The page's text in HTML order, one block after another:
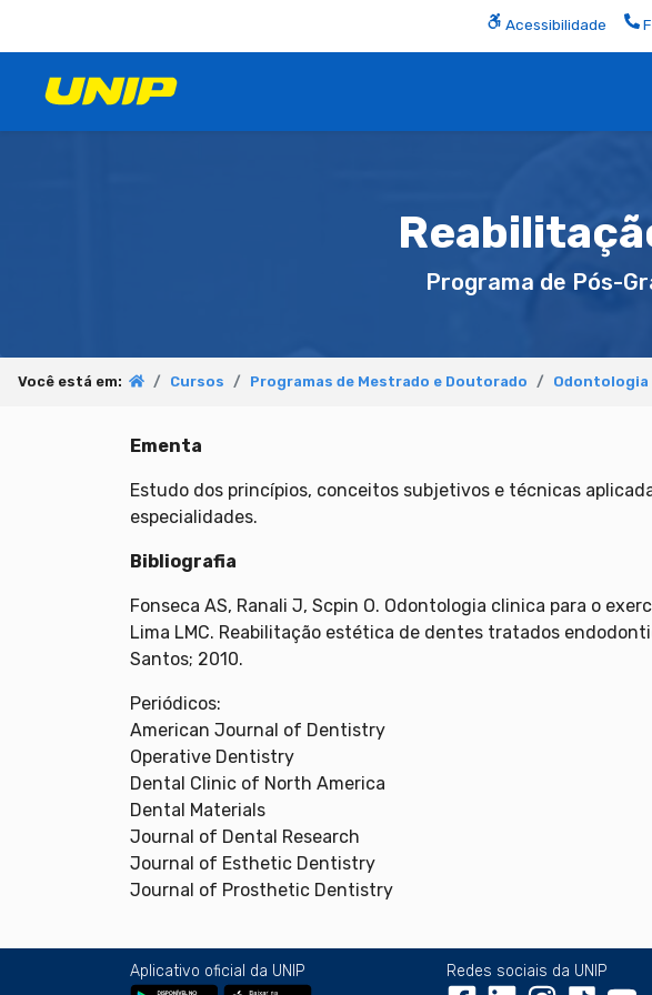
Acessibilidade
Programa de Pós-
Você está em: Cursos Programas de Mestrado e Doutorado Odontologia
Ementa
Estudo dos princípios, conceitos subjetivos e técnicas
especialidades.
Bibliografia
Fonseca AS, Ranali J, Scpin O. Odontologia clinica para o
Lima LMC. Reabilitação estética de dentes tratados
Santos; 2010.
Periódicos:
American Journal of Dentistry
Operative Dentistry
Dental Clinic of North America
Dental Materials
Journal of Dental Research
Journal of Esthetic Dentistry
Journal of Prosthetic Dentistry
Aplicativo oficial da UNIP Redes sociais da UNIP